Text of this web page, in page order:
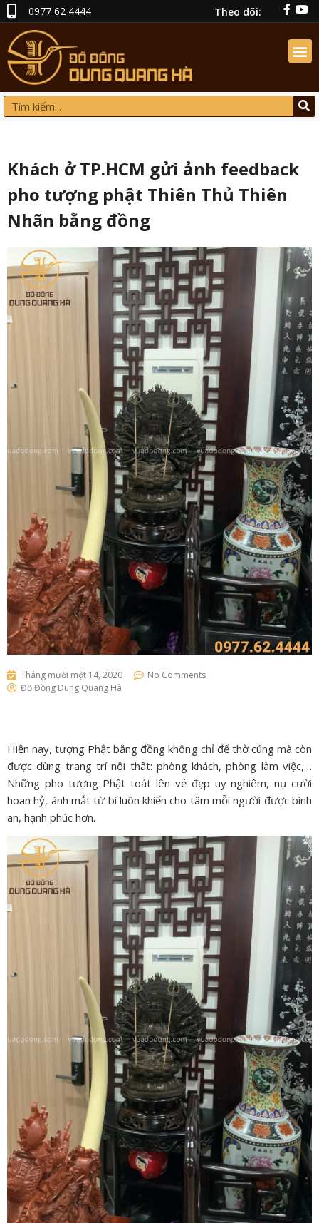
0977 62 4444 Theo dõi:
Khách ở TP.HCM gửi ảnh feedback
pho tượng phật Thiên Thủ Thiên
Nhãn bằng đồng
Tháng mười một 14, 2020
No Comments
Đồ Đồng Dung Quang Hà
Hiện nay, tượng Phật bằng đồng không chỉ để thờ cúng mà còn
được dùng trang trí nội thất: phòng khách, phòng làm việc,…
Những pho tượng Phật toát lên vẻ đẹp uy nghiêm, nụ cười
hoan hỷ, ánh mắt từ bi luôn khiến cho tâm mỗi người được bình
an, hạnh phúc hơn.